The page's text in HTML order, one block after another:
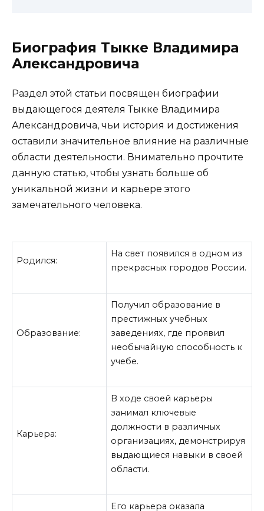
Биография Тыкке Владимира
Александровича
Раздел этой статьи посвящен биографии
выдающегося деятеля Тыкке Владимира
Александровича, чьи история и достижения
оставили значительное влияние на различные
области деятельности. Внимательно прочтите
данную статью, чтобы узнать больше об
уникальной жизни и карьере этого
замечательного человека.
Родился:
На свет появился в одном из
прекрасных городов России.
Образование:
Получил образование в
престижных учебных
заведениях, где проявил
необычайную способность к
учебе.
Карьера:
В ходе своей карьеры
занимал ключевые
должности в различных
организациях, демонстрируя
выдающиеся навыки в своей
области.
Его карьера оказала